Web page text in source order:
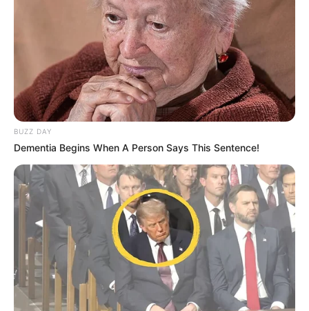
BUZZ DAY
Dementia Begins When A Person Says This Sentence!